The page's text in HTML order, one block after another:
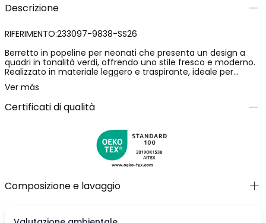
Descrizione
RIFERIMENTO:233097-9838-SS26
Berretto in popeline per neonati che presenta un design a
quadri in tonalità verdi, offrendo uno stile fresco e moderno.
Realizzato in materiale leggero e traspirante, ideale per
proteggere dal sole leggero. Destinato a neonati da 0 a 24
mesi, è disponibile nelle taglie XXS/42, XS/45, S/48 e M/50. La
sua vestibilità comoda lo rende perfetto per qualsiasi uscita
all'aperto. Si abbina bene a completi casual per un look
Ver más
Certificati di qualità
Composizione e lavaggio